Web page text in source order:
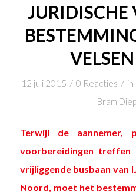
JURIDISCHE
12 juli 2015 / 0 Reacties / in
Bram
Terwijl de aannemer,
voorbereidingen
vrijliggende busbaan van
Noord, moet het